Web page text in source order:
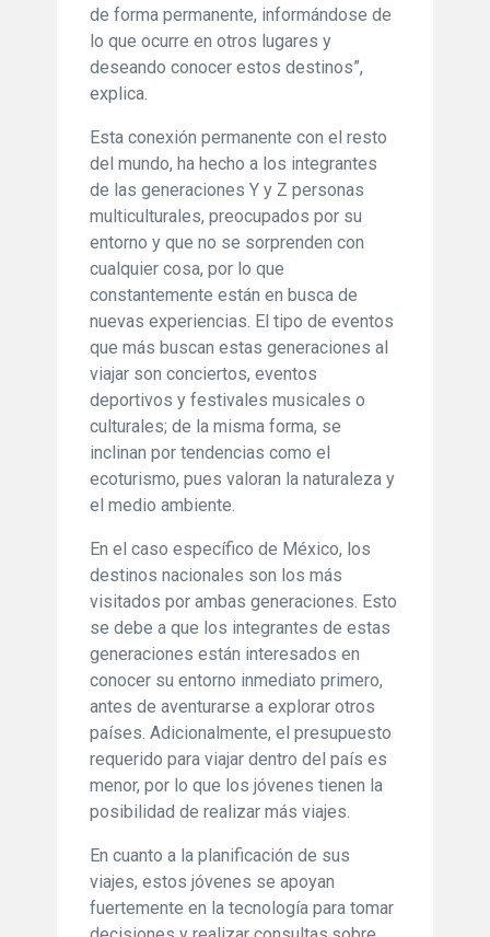
de forma permanente, informándose de
lo que ocurre en otros lugares y
deseando conocer estos destinos”,
explica.
Esta conexión permanente con el resto
del mundo, ha hecho a los integrantes
de las generaciones Y y Z personas
multiculturales, preocupados por su
entorno y que no se sorprenden con
cualquier cosa, por lo que
constantemente están en busca de
nuevas experiencias. El tipo de eventos
que más buscan estas generaciones al
viajar son conciertos, eventos
deportivos y festivales musicales o
culturales; de la misma forma, se
inclinan por tendencias como el
ecoturismo, pues valoran la naturaleza y
el medio ambiente.
En el caso específico de México, los
destinos nacionales son los más
visitados por ambas generaciones. Esto
se debe a que los integrantes de estas
generaciones están interesados en
conocer su entorno inmediato primero,
antes de aventurarse a explorar otros
países. Adicionalmente, el presupuesto
requerido para viajar dentro del país es
menor, por lo que los jóvenes tienen la
posibilidad de realizar más viajes.
En cuanto a la planificación de sus
viajes, estos jóvenes se apoyan
fuertemente en la tecnología para tomar